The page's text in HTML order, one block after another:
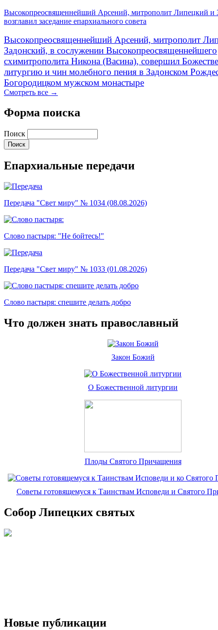
Высокопреосвященнейший Арсений, митрополит Липецкий и
возглавил заседание епархиального совета
Высокопреосвященнейший Арсений, митрополит
Задонский, в сослужении Высокопреосвященнейшего
схимитрополита Никона (Васина), совершил
литургию и чин молебного пения в Задонском
Богородицком мужском монастыре
Смотреть все →
Форма поиска
Поиск
Епархиальные передачи
Передача "Свет миру" № 1034 (08.08.2026)
Слово пастыря: "Не бойтесь!"
Передача "Свет миру" № 1033 (01.08.2026)
Слово пастыря: спешите делать добро
Что должен знать православный
Закон Божий
О Божественной литургии
Плоды Святого Причащения
Советы готовящемуся к Таинствам Исповеди и Святого
Собор Липецких святых
Новые публикации